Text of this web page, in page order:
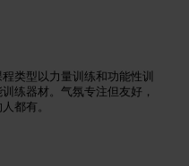
类型以力量训练和功能性训
练器材。气氛专注但友好，
都有。